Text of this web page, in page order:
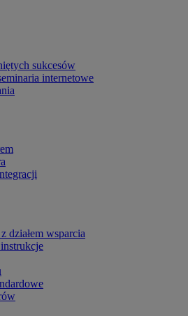
sukcesów
internetowe
działem wsparcia